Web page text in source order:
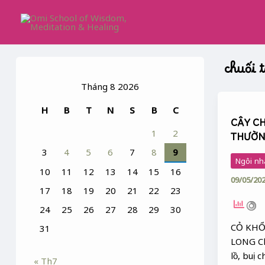
Tháng 8 2026
H
B T N S B
C
1
2
3
4 5 6 7 8
9
10
11 12 13 14 15
16
17
18 19 20 21 22
23
24
25 26 27 28 29
30
31
« Th7
chuối
CÂY
Ngôi
09/05/
CỎ
LONG
lồ, buị
–
NGHỊCH
LÝ
ĐỜI